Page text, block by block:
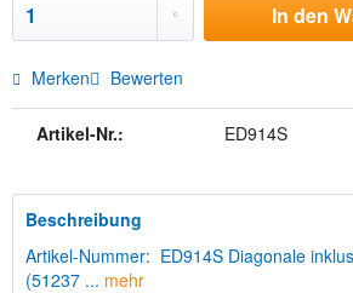
In den
Merken Bewerten
Artikel-Nr.: ED914S
Beschreibung
Artikel-Nummer: ED914S Diagonale
(51237 ... mehr